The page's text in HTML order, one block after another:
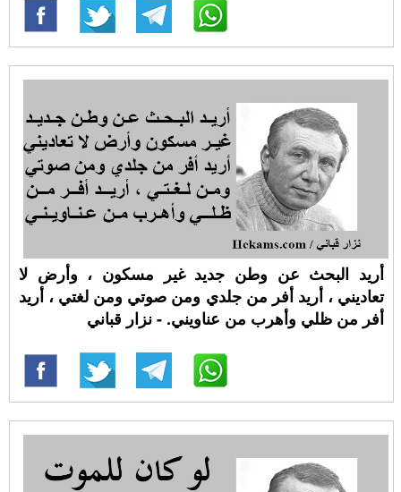
أريد البحث عن وطن جديد غير مسكون ، وأرض لا
تعاديني ، أريد أفر من جلدي ومن صوتي ومن لغتي ، أريد
أفر من ظلي وأهرب من عناويني. - نزار قباني